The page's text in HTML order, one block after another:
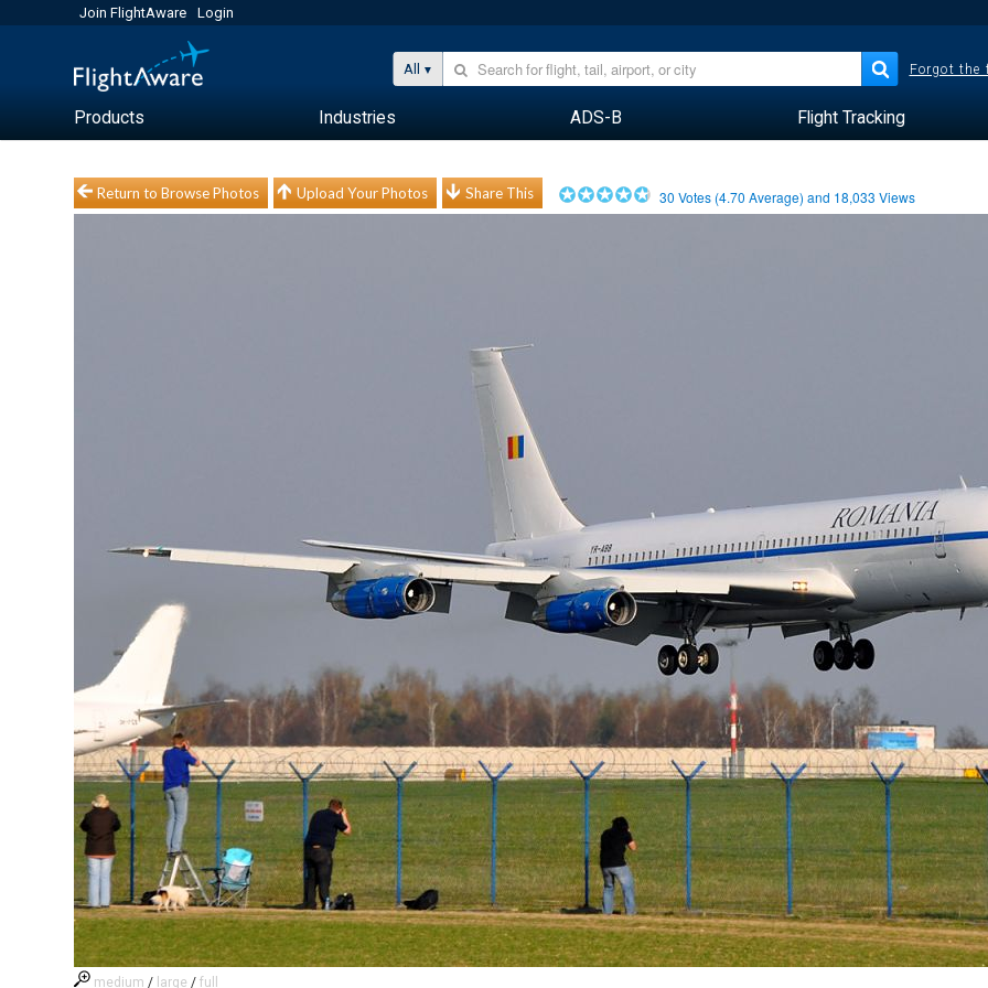
Join FlightAware Login
All Forgot the
Products Industries ADS-B Flight Tracking
Return to Browse Photos Upload Your Photos Share This 30 Votes (4.70 Average) and 18,033 Views
medium / large /full